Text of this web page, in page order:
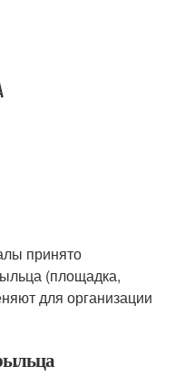
принято
(площадка,
для организации